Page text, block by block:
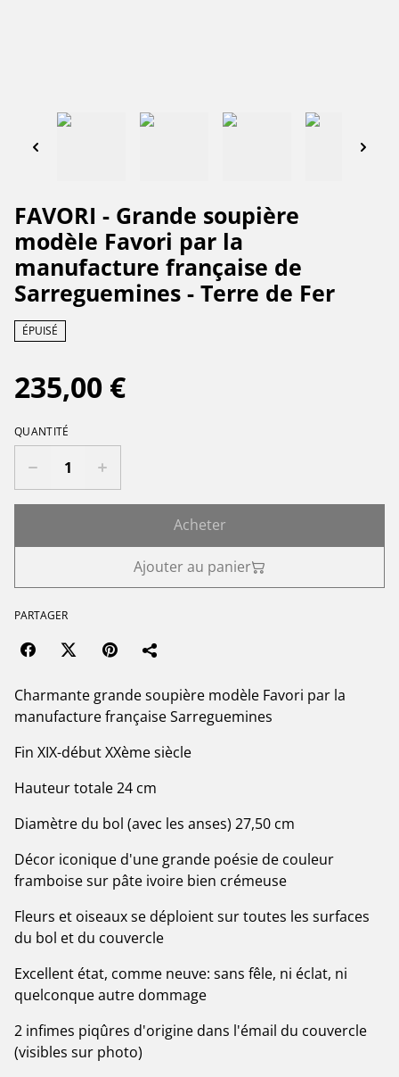
FAVORI - Grande soupière
modèle Favori par la
manufacture française de
Sarreguemines - Terre de Fer
ÉPUISÉ
235,00 €
QUANTITÉ
Acheter
Ajouter au panier
PARTAGER
Charmante grande soupière modèle Favori par la
manufacture française Sarreguemines
Fin XIX-début XXème siècle
Hauteur totale 24 cm
Diamètre du bol (avec les anses) 27,50 cm
Décor iconique d'une grande poésie de couleur
framboise sur pâte ivoire bien crémeuse
Fleurs et oiseaux se déploient sur toutes les surfaces
du bol et du couvercle
Excellent état, comme neuve: sans fêle, ni éclat, ni
quelconque autre dommage
2 infimes piqûres d'origine dans l'émail du couvercle
(visibles sur photo)